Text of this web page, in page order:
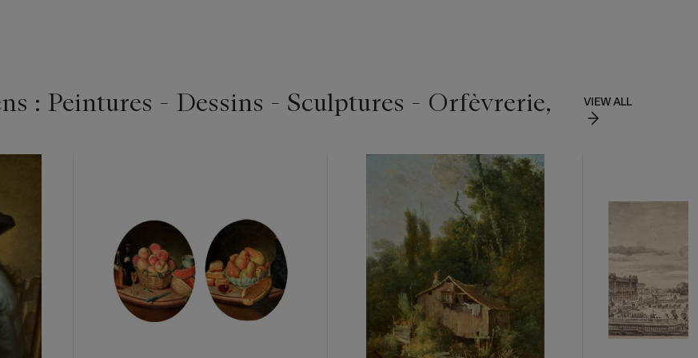
: Peintures - Dessins - Sculptures - Orfèvrerie,
VIEW ALL